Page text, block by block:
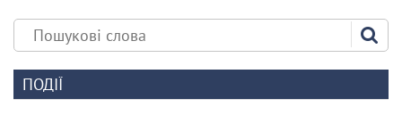
ПОДІЇ